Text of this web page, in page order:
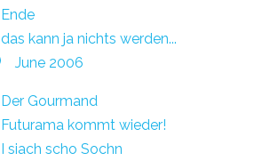
Ende
das kann ja nichts werden...
June 2006
Der Gourmand
Futurama kommt wieder!
I siach scho Sochn